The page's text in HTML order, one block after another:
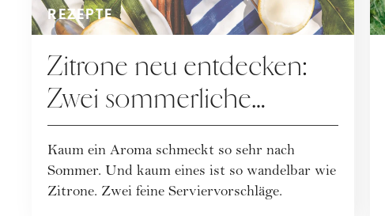
REZEPTE
Zitrone neu entdecken:
Zwei sommerliche
Rezepte mit Frischekick
Kaum ein Aroma schmeckt so sehr nach
Sommer. Und kaum eines ist so wandelbar wie
Zitrone. Zwei feine Serviervorschläge.